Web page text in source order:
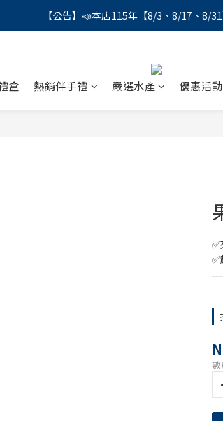
【公告】📣本店115年【8/3、8/17、8/
【公告】📣本店115年【8/3、8/17、8/
【公告】📣本店115年【8/3、8/17、8/
盒 熱銷伴手禮 嚴選水產 優惠活動